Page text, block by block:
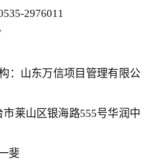
2976011
：山东万信项目管理有限公
市莱山区银海路555号华润中
斐